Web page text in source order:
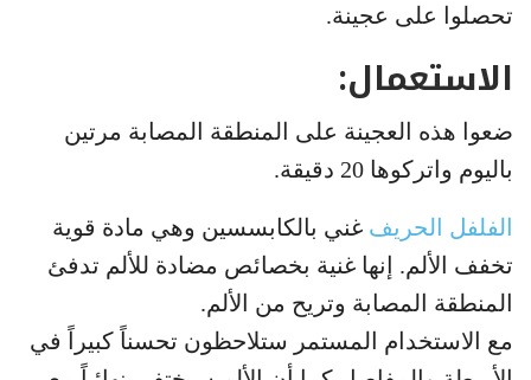
تحصلوا على عجينة.
الاستعمال:
ضعوا هذه العجينة على المنطقة المصابة مرتين
باليوم واتركوها 20 دقيقة.
الفلفل الحريف غني بالكابسسين وهي مادة قوية
تخفف الألم. إنها غنية بخصائص مضادة للألم تدفئ
المنطقة المصابة وتريح من الألم.
مع الاستخدام المستمر ستلاحظون تحسناً كبيراً في